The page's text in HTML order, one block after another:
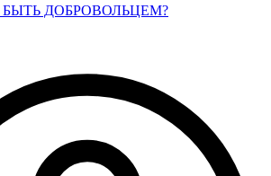
БЫТЬ ДОБРОВОЛЬЦЕМ?